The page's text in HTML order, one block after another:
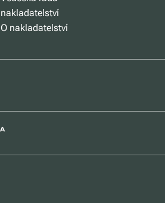
nakladatelství
O nakladatelství